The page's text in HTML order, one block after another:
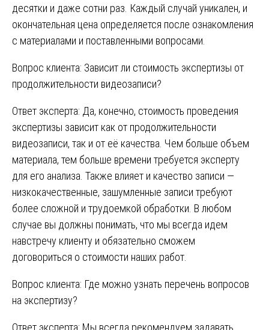
десятки и даже сотни раз. Каждый случай уникален, и
окончательная цена определяется после ознакомления
с материалами и поставленными вопросами.
Вопрос клиента: Зависит ли стоимость экспертизы от
продолжительности видеозаписи?
Ответ эксперта: Да, конечно, стоимость проведения
экспертизы зависит как от продолжительности
видеозаписи, так и от её качества. Чем больше объем
материала, тем больше времени требуется эксперту
для его анализа. Также влияет и качество записи —
низкокачественные, зашумленные записи требуют
более сложной и трудоемкой обработки. В любом
случае вы должны понимать, что мы всегда идем
навстречу клиенту и обязательно сможем
договориться о стоимости наших работ.
Вопрос клиента: Где можно узнать перечень вопросов
на экспертизу?
Ответ эксперта: Мы всегда рекомендуем задавать